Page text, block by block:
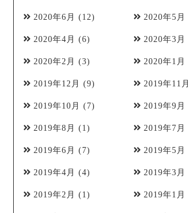
2020年6月 (12) 2020年5月
2020年4月 (6) 2020年3月
2020年2月 (3) 2020年1月
2019年12月 (9) 2019年11月
2019年10月 (7) 2019年9月
2019年8月 (1) 2019年7月
2019年6月 (7) 2019年5月
2019年4月 (4) 2019年3月
2019年2月 (1) 2019年1月